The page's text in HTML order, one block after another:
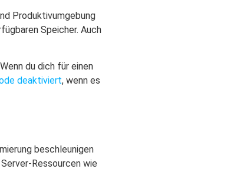
Produktivumgebung
Speicher. Auch
du dich für einen
deaktiviert, wenn es
beschleunigen
Ressourcen wie